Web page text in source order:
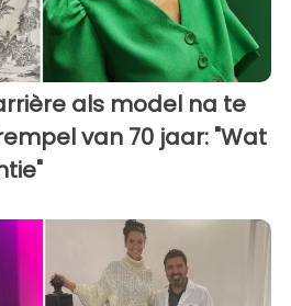
als model na te
van 70 jaar: "Wat